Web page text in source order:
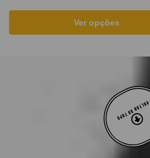
Ver opções
VOLTAR AO TOPO